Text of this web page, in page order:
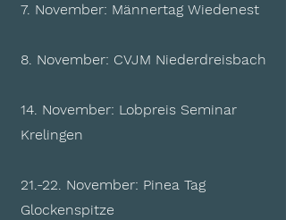
7. November: Männertag Wiedenest
8. November: CVJM Niederdreisbach
14. November: Lobpreis Seminar
Krelingen
21.-22. November: Pinea Tag
Glockenspitze